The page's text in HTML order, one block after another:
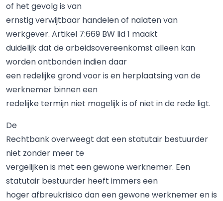
of het gevolg is van
ernstig verwijtbaar handelen of nalaten van
werkgever. Artikel 7:669 BW lid 1 maakt
duidelijk dat de arbeidsovereenkomst alleen kan
worden ontbonden indien daar
een redelijke grond voor is en herplaatsing van de
werknemer binnen een
redelijke termijn niet mogelijk is of niet in de rede ligt.
De
Rechtbank overweegt dat een statutair bestuurder
niet zonder meer te
vergelijken is met een gewone werknemer. Een
statutair bestuurder heeft immers een
hoger afbreukrisico dan een gewone werknemer en is